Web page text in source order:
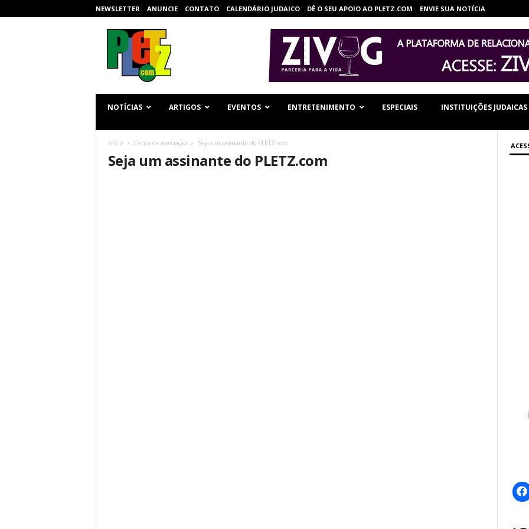
NEWSLETTER ANUNCIE CONTATO CALENDÁRIO JUDAICO DÊ O SEU APOIO AO PLETZ.COM ENVIE SUA NOTÍCIA
NOTÍCIAS ARTIGOS EVENTOS ENTRETENIMENTO ESPECIAIS INSTITUIÇÕES JUDAICAS
Início Conta de associação Seja um assinante do PLETZ.com
Seja um assinante do PLETZ.com